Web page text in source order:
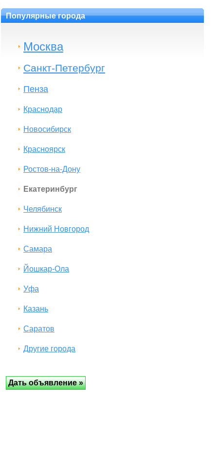
Популярные города
Москва
Санкт-Петербург
Пенза
Краснодар
Новосибирск
Красноярск
Ростов-на-Дону
Екатеринбург
Челябинск
Нижний Новгород
Самара
Йошкар-Ола
Уфа
Казань
Саратов
Другие города